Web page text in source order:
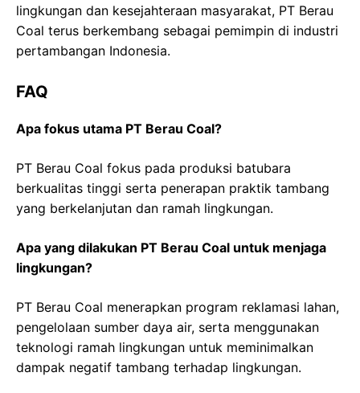
lingkungan dan kesejahteraan masyarakat, PT Berau
Coal terus berkembang sebagai pemimpin di industri
pertambangan Indonesia.
FAQ
Apa fokus utama PT Berau Coal?
PT Berau Coal fokus pada produksi batubara
berkualitas tinggi serta penerapan praktik tambang
yang berkelanjutan dan ramah lingkungan.
Apa yang dilakukan PT Berau Coal untuk menjaga
lingkungan?
PT Berau Coal menerapkan program reklamasi lahan,
pengelolaan sumber daya air, serta menggunakan
teknologi ramah lingkungan untuk meminimalkan
dampak negatif tambang terhadap lingkungan.